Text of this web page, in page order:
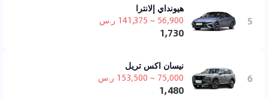
5
هيونداي إلانترا
56,900 ~ 141,375 ر.س
1,730
6
نيسان اكس تريل
75,000 ~ 153,500 ر.س
1,480